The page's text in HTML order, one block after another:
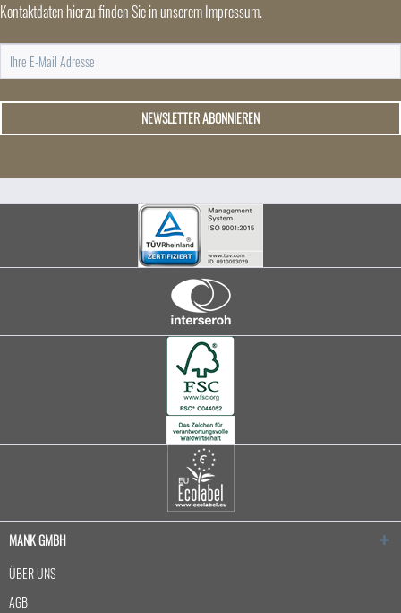
Kontaktdaten hierzu finden Sie in unserem Impressum.
NEWSLETTER ABONNIEREN
MANK GMBH
ÜBER UNS
AGB